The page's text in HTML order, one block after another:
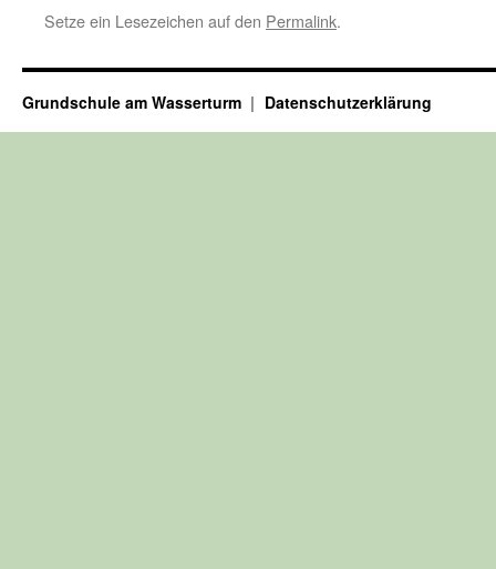
Setze ein Lesezeichen auf den Permalink.
Grundschule am Wasserturm Datenschutzerklärung